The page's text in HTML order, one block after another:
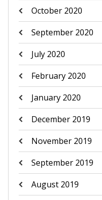
October 2020
September 2020
July 2020
February 2020
January 2020
December 2019
November 2019
September 2019
August 2019